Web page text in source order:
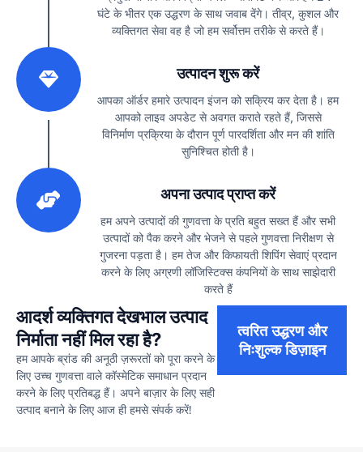
घंटे के भीतर एक उद्धरण के साथ जवाब देंगे। तीव्र, कुशल और
व्यक्तिगत सेवा वह है जो हम सर्वोत्तम तरीके से करते हैं।
उत्पादन शुरू करें
आपका ऑर्डर हमारे उत्पादन इंजन को सक्रिय कर देता है। हम
आपको लाइव अपडेट से अवगत कराते रहते हैं, जिससे
विनिर्माण प्रक्रिया के दौरान पूर्ण पारदर्शिता और मन की शांति
सुनिश्चित होती है।
अपना उत्पाद प्राप्त करें
हम अपने उत्पादों की गुणवत्ता के प्रति बहुत सख्त हैं और सभी
उत्पादों को पैक करने और भेजने से पहले गुणवत्ता निरीक्षण से
गुजरना पड़ता है। हम तेज और किफायती शिपिंग सेवाएं प्रदान
करने के लिए अग्रणी लॉजिस्टिक्स कंपनियों के साथ साझेदारी
करते हैं
आदर्श व्यक्तिगत देखभाल उत्पाद
निर्माता नहीं मिल रहा है?
हम आपके ब्रांड की अनूठी ज़रूरतों को पूरा करने के
लिए उच्च गुणवत्ता वाले कॉस्मेटिक समाधान प्रदान
करने के लिए प्रतिबद्ध हैं। अपने बाज़ार के लिए सही
उत्पाद बनाने के लिए आज ही हमसे संपर्क करें!
त्वरित उद्धरण और
निःशुल्क डिज़ाइन